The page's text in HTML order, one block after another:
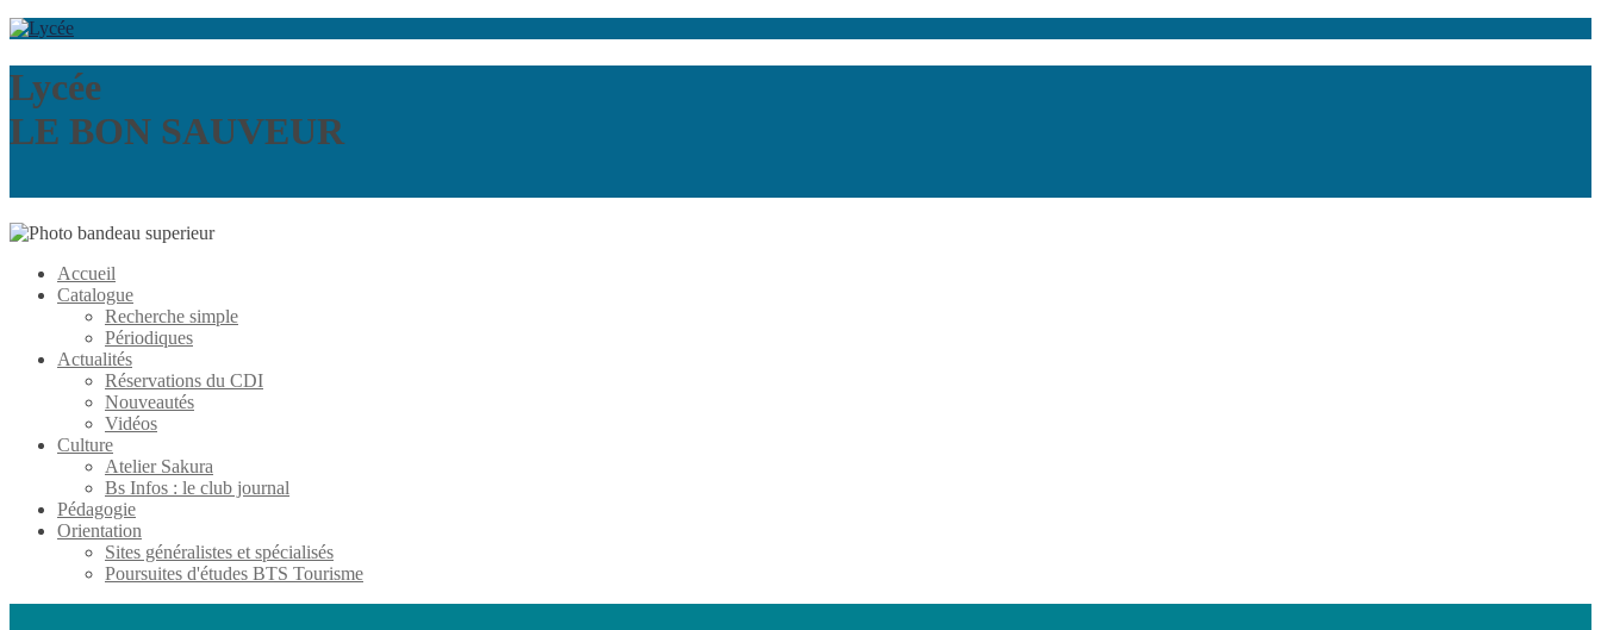
Lycée
LE BON SAUVEUR
Accueil
Catalogue
Recherche simple
Périodiques
Actualités
Réservations du CDI
Nouveautés
Vidéos
Culture
Atelier Sakura
Bs Infos : le club journal
Pédagogie
Orientation
Sites généralistes et spécialisés
Poursuites d'études BTS Tourisme